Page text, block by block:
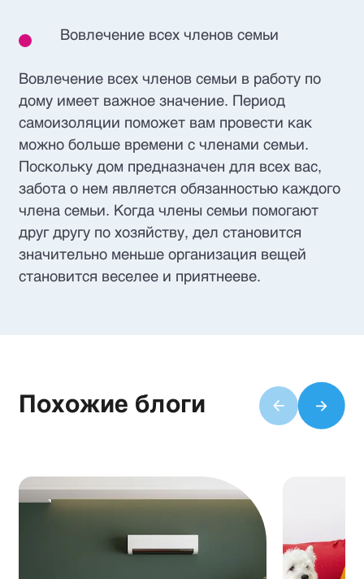
Вовлечение всех членов семьи
Вовлечение всех членов семьи в работу по
дому имеет важное значение. Период
самоизоляции поможет вам провести как
можно больше времени с членами семьи.
Поскольку дом предназначен для всех вас,
забота о нем является обязанностью каждого
члена семьи. Когда члены семьи помогают
друг другу по хозяйству, дел становится
значительно меньше организация вещей
становится веселее и приятнееве.
Похожие блоги